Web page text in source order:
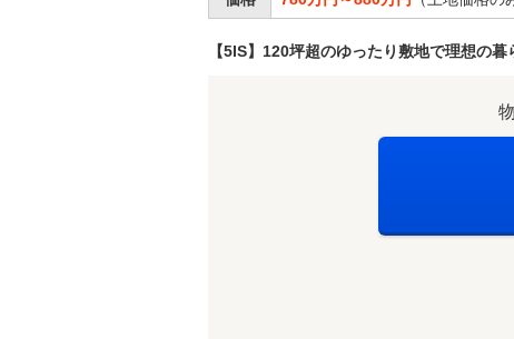
【5IS】120坪超のゆったり敷地で理想の